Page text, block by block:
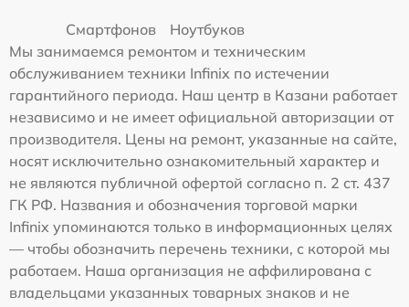
Смартфонов
Ноутбуков
Мы занимаемся ремонтом и техническим
обслуживанием техники Infinix по истечении
гарантийного периода. Наш центр в Казани работает
независимо и не имеет официальной авторизации от
производителя. Цены на ремонт, указанные на сайте,
носят исключительно ознакомительный характер и
не являются публичной офертой согласно п. 2 ст. 437
ГК РФ. Названия и обозначения торговой марки
Infinix упоминаются только в информационных целях
— чтобы обозначить перечень техники, с которой мы
работаем. Наша организация не аффилирована с
владельцами указанных товарных знаков и не